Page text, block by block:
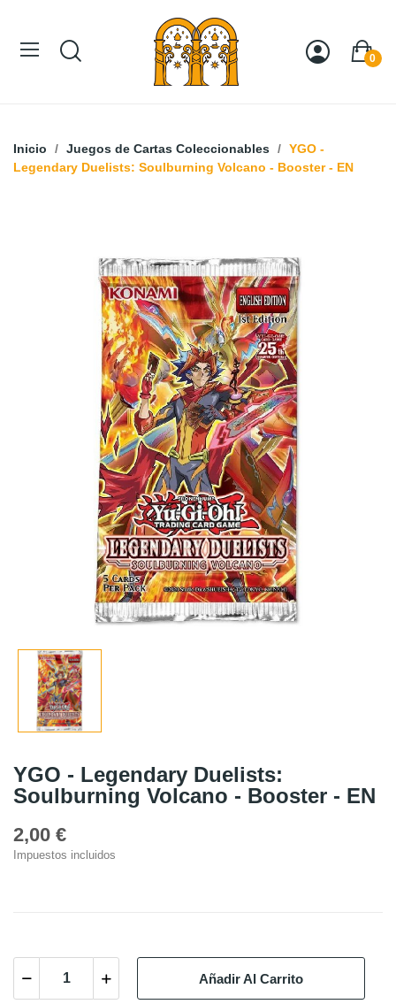
0
Inicio Juegos de Cartas Coleccionables
YGO -
Legendary Duelists: Soulburning Volcano - Booster - EN
YGO - Legendary Duelists:
Soulburning Volcano - Booster - EN
2,00 €
Impuestos incluidos
Añadir Al Carrito